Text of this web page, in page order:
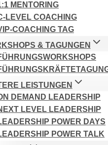
MENTORING
LEVEL COACHING
COACHING TAG
& TAGUNGEN
LEISTUNGEN
DEMAND LEADERSHIP
LEVEL LEADERSHIP
POWER DAYS
POWER TALK